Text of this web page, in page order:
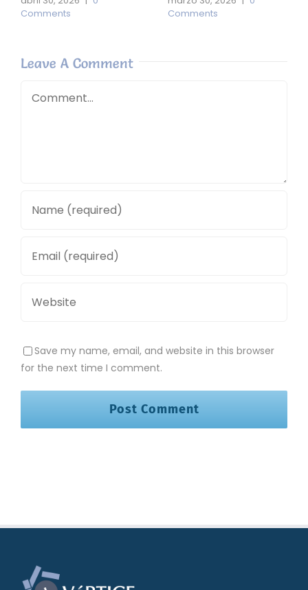
Comments
Comments
Leave A Comment
Save my name, email, and website in this browser
for the next time I comment.